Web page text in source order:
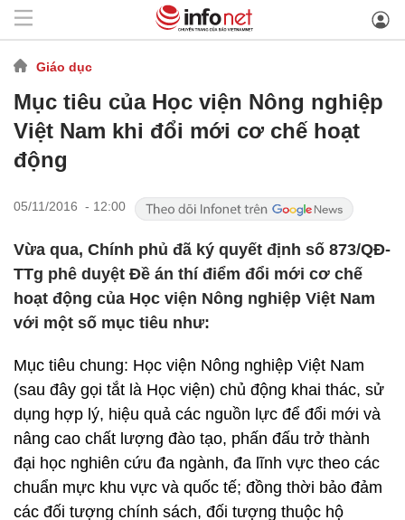
Giáo dục
Mục tiêu của Học viện Nông nghiệp
Việt Nam khi đổi mới cơ chế hoạt
động
05/11/2016 - 12:00
Vừa qua, Chính phủ đã ký quyết định số 873/QĐ-
TTg phê duyệt Đề án thí điểm đổi mới cơ chế
hoạt động của Học viện Nông nghiệp Việt Nam
với một số mục tiêu như:
Mục tiêu chung: Học viện Nông nghiệp Việt Nam
(sau đây gọi tắt là Học viện) chủ động khai thác, sử
dụng hợp lý, hiệu quả các nguồn lực để đổi mới và
nâng cao chất lượng đào tạo, phấn đấu trở thành
đại học nghiên cứu đa ngành, đa lĩnh vực theo các
chuẩn mực khu vực và quốc tế; đồng thời bảo đảm
các đối tượng chính sách, đối tượng thuộc hộ